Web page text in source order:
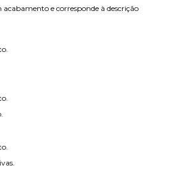
e corresponde à descrição